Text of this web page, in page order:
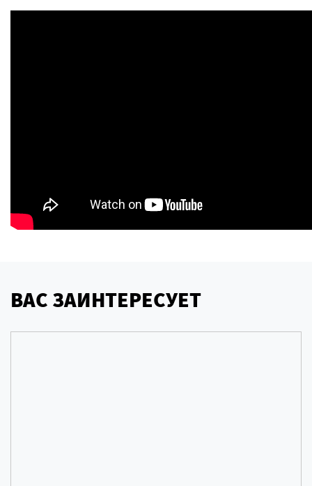
ВАС ЗАИНТЕРЕСУЕТ